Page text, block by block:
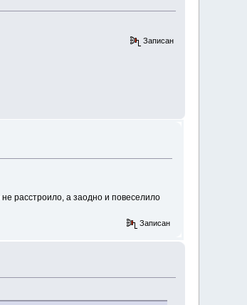
Записан
расстроило, а заодно и повеселило
Записан